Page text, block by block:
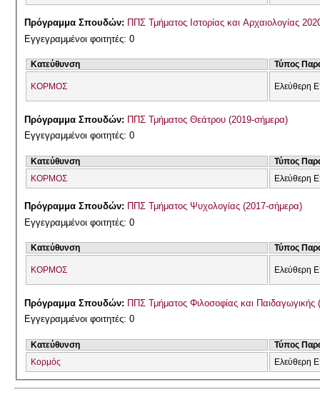
Πρόγραμμα Σπουδών: ΠΠΣ Τμήματος Ιστορίας και Αρχαιολογίας
Εγγεγραμμένοι φοιτητές: 0
Κατεύθυνση Τύπος
ΚΟΡΜΟΣ Ελεύθερη
Πρόγραμμα Σπουδών: ΠΠΣ Τμήματος Θεάτρου (2019-σήμερα)
Εγγεγραμμένοι φοιτητές: 0
Κατεύθυνση
Τύπος
ΚΟΡΜΟΣ
Ελεύθερη
Πρόγραμμα Σπουδών: ΠΠΣ Τμήματος Ψυχολογίας (2017-σήμερα)
Εγγεγραμμένοι φοιτητές: 0
Κατεύθυνση Τύπος
ΚΟΡΜΟΣ Ελεύθερη
Πρόγραμμα Σπουδών: ΠΠΣ Τμήματος Φιλοσοφίας και Παιδαγωγικής
Εγγεγραμμένοι φοιτητές: 0
Κατεύθυνση
Τύπος
Κορμός
Ελεύθερη